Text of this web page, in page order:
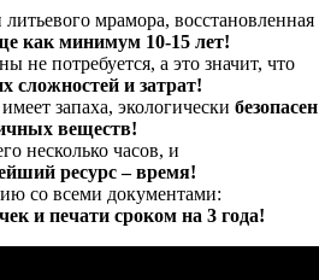
мрамора, восстановленная
как минимум 10-15 лет!
не потребуется, а это значит, что
сложностей и затрат!
запаха, экологически безопасен
веществ!
несколько часов, и
ресурс – время!
со всеми документами:
и печати сроком на 3 года!